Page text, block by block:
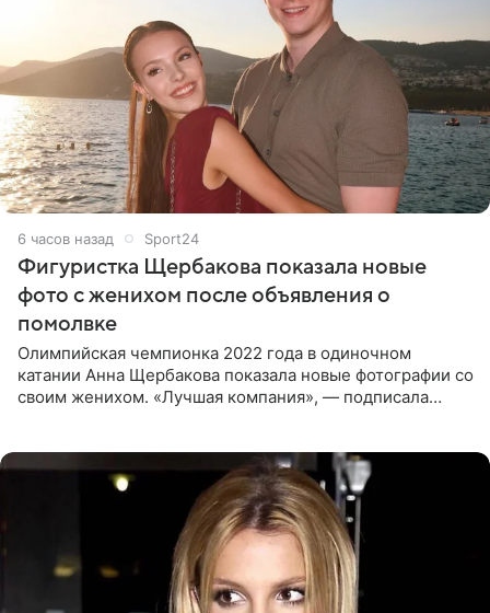
6 часов назад Sport24
Фигуристка Щербакова показала новые
фото с женихом после объявления о
помолвке
Олимпийская чемпионка 2022 года в одиночном
катании Анна Щербакова показала новые фотографии со
своим женихом. «Лучшая компания», — подписала